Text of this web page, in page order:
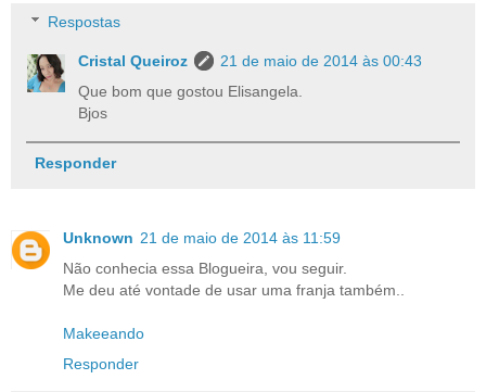
Respostas
Cristal Queiroz
21 de maio de 2014 às 00:43
Que bom que gostou Elisangela.
Bjos
Responder
Unknown 21 de maio de 2014 às 11:59
Não conhecia essa Blogueira, vou seguir.
Me deu até vontade de usar uma franja também..
Makeeando
Responder